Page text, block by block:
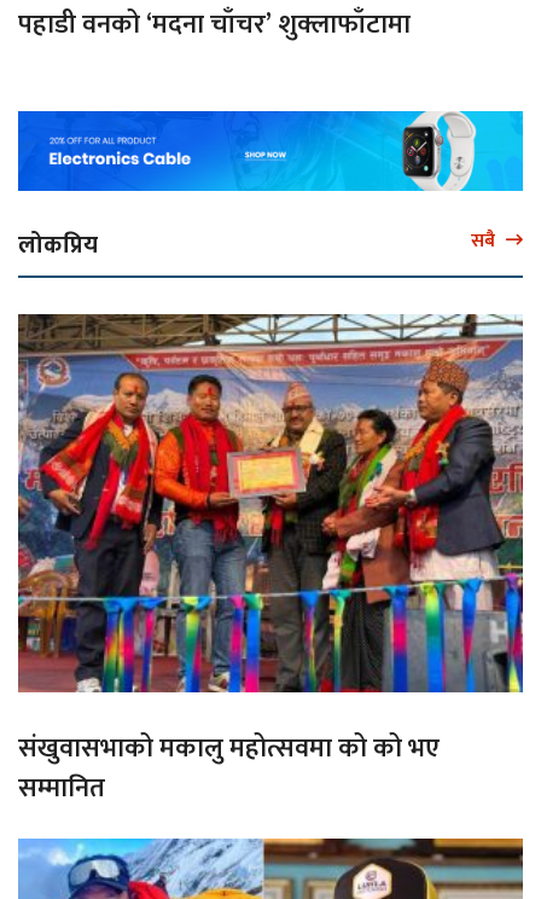
पहाडी वनको ‘मदना चाँचर’ शुक्लाफाँटामा
लोकप्रिय सबै
संखुवासभाको मकालु महोत्सवमा को को भए
सम्मानित